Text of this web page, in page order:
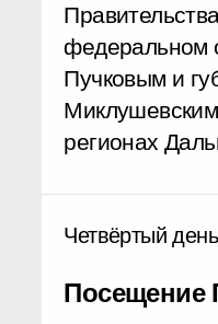
федеральном
Пучковым и
регионах
Четвёртый
Посещение